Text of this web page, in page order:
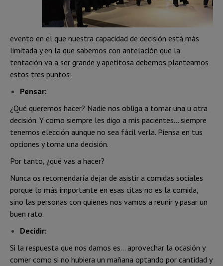
evento en el que nuestra capacidad de decisión está más
limitada y en la que sabemos con antelación que la
tentación va a ser grande y apetitosa debemos plantearnos
estos tres puntos:
Pensar:
¿Qué queremos hacer? Nadie nos obliga a tomar una u otra
decisión. Y como siempre les digo a mis pacientes… siempre
tenemos elección aunque no sea fácil verla. Piensa en tus
opciones y toma una decisión.
Por tanto, ¿qué vas a hacer?
Nunca os recomendaría dejar de asistir a comidas sociales
porque lo más importante en esas citas no es la comida,
sino las personas con quienes nos vamos a reunir y pasar un
buen rato.
Decidir:
Si la respuesta que nos damos es… aprovechar la ocasión y
comer como si no hubiera un mañana optando por cantidad y